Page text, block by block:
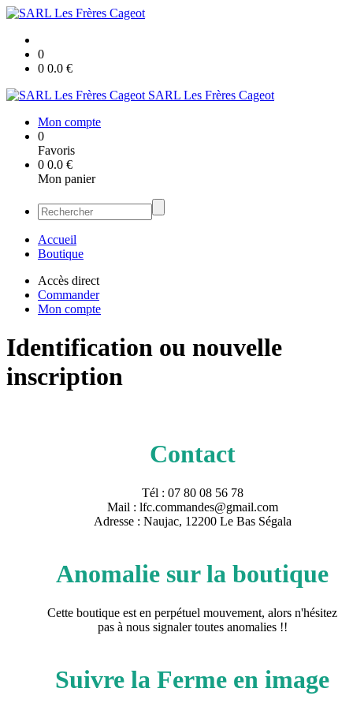
0
0 0.0 €
SARL Les Frères Cageot
Mon compte
0
Favoris
0 0.0 €
Mon panier
Accueil
Boutique
Accès direct
Commander
Mon compte
Identification ou nouvelle
inscription
Contact
Tél : 07 80 08 56 78
Mail : lfc.commandes@gmail.com
Adresse : Naujac, 12200 Le Bas Ségala
Anomalie sur la boutique
Cette boutique est en perpétuel mouvement, alors n'hésitez
pas à nous signaler toutes anomalies !!
Suivre la Ferme en image